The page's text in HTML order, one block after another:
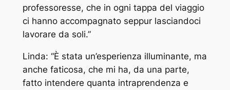
professoresse, che in ogni tappa del viaggio
ci hanno accompagnato seppur lasciandoci
lavorare da soli.”
Linda: “È stata un’esperienza illuminante, ma
anche faticosa, che mi ha, da una parte,
fatto intendere quanta intraprendenza e